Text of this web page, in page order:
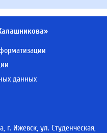
данных
г. Ижевск, ул. Студенческая,